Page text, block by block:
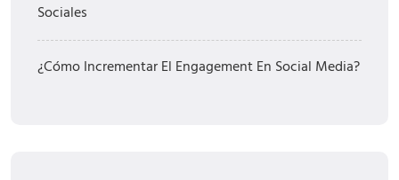
Sociales
¿Cómo Incrementar El Engagement En Social Media?